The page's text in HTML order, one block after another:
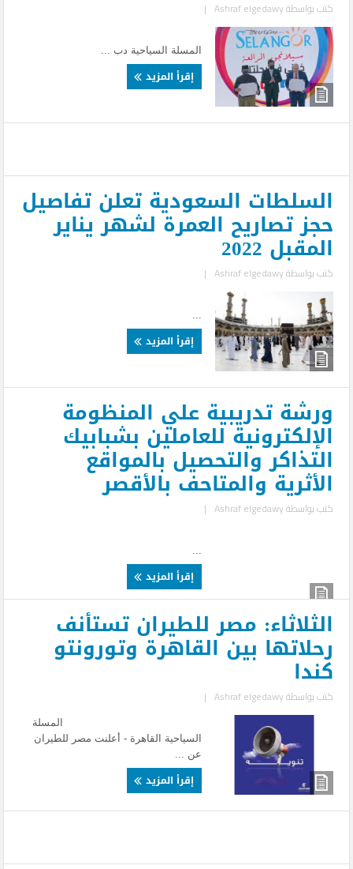
كتب بواسطةAshraf elgedawy
|
المسلة السياحية دب ...
إقرأ المزيد
السلطات السعودية تعلن تفاصيل
حجز تصاريح العمرة لشهر يناير
المقبل 2022
كتب بواسطةAshraf elgedawy
|
إقرأ المزيد
ورشة تدريبية علي المنظومة
الإلكترونية للعاملين بشبابيك
التذاكر والتحصيل بالمواقع
الأثرية والمتاحف بالأقصر
كتب بواسطةAshraf elgedawy
|
إقرأ المزيد
الثلاثاء: مصر للطيران تستأنف
رحلاتها بين القاهرة وتورونتو
كندا
كتب بواسطةAshraf elgedawy
|
المسلة
السياحية القاهرة - أعلنت مصر للطيران
عن ...
إقرأ المزيد